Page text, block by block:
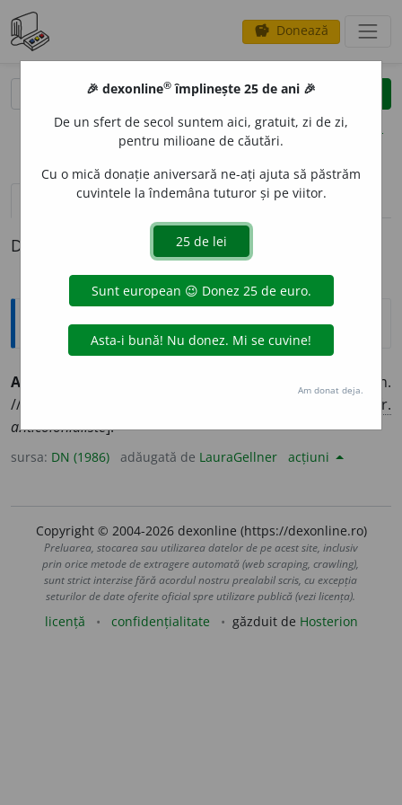
savings Donează
clear
opțiuni
definiții (1)
Definiția cu ID-ul 394009:
Explicative DEX
ANTICOLONIAL
Referitor la anticolonialism.
//
fr.
anticolonialiste].
sursa: DN (1986) adăugată de LauraGellner acțiuni
Copyright © 2004-2026 dexonline (https://dexonline.ro)
Preluarea, stocarea sau utilizarea datelor de pe acest site, inclusiv
prin orice metode de extragere automată (web scraping, crawling),
sunt strict interzise fără acordul nostru prealabil scris, cu excepția
seturilor de date oferite oficial spre utilizare publică (vezi licența).
licență confidențialitate găzduit de Hosterion
🎉 dexonline® împlinește 25 de ani 🎉
De un sfert de secol suntem aici, gratuit, zi de zi,
pentru milioane de căutări.
Cu o mică donație aniversară ne-ați ajuta să păstrăm
cuvintele la îndemâna tuturor și pe viitor.
Am donat deja.